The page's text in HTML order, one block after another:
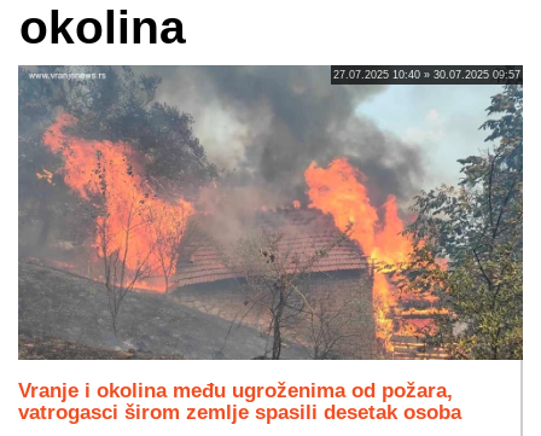
okolina
27.07.2025 10:40 » 30.07.2025 09:57
Vranje i okolina među ugroženima od požara,
vatrogasci širom zemlje spasili desetak osoba